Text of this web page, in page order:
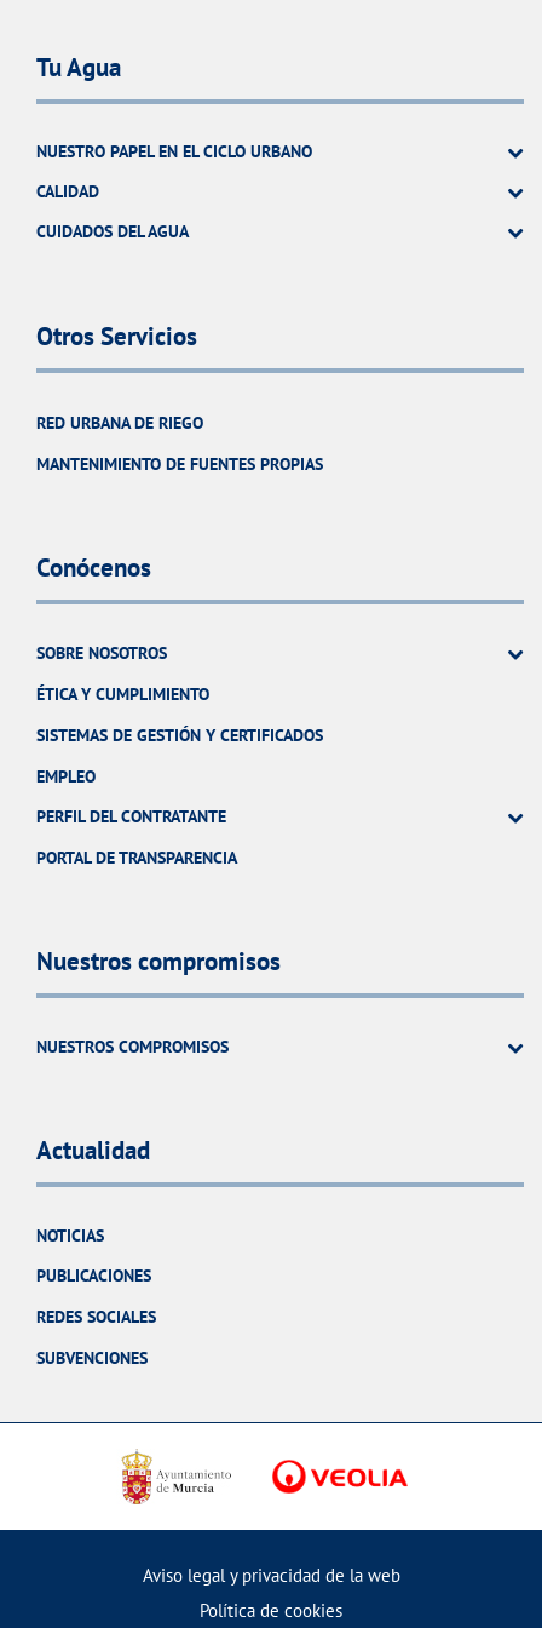
Tu Agua
NUESTRO PAPEL EN EL CICLO URBANO
CALIDAD
CUIDADOS DEL AGUA
Otros Servicios
RED URBANA DE RIEGO
MANTENIMIENTO DE FUENTES PROPIAS
Conócenos
SOBRE NOSOTROS
ÉTICA Y CUMPLIMIENTO
SISTEMAS DE GESTIÓN Y CERTIFICADOS
EMPLEO
PERFIL DEL CONTRATANTE
PORTAL DE TRANSPARENCIA
Nuestros compromisos
NUESTROS COMPROMISOS
Actualidad
NOTICIAS
PUBLICACIONES
REDES SOCIALES
SUBVENCIONES
Aviso legal y privacidad de la web
Política de cookies